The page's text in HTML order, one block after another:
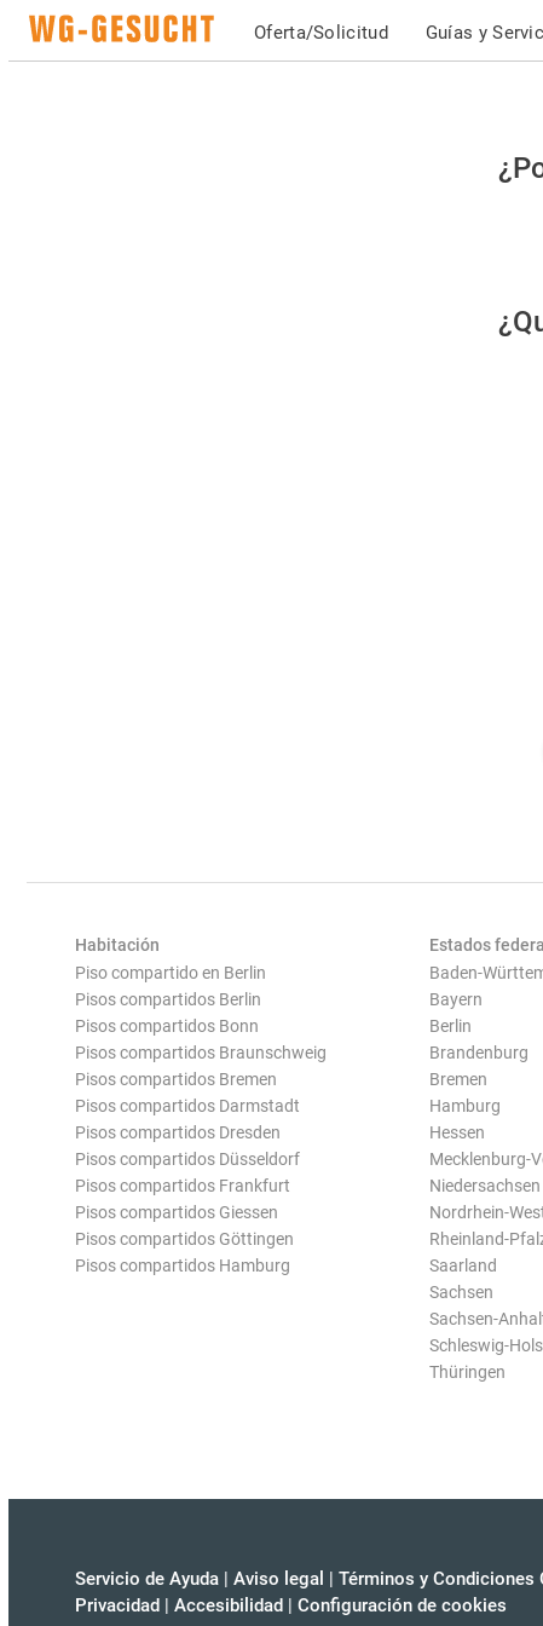
Oferta/Solicitud Guías y
es
Habitación
Piso compartido en Berlin
Pisos compartidos Berlin
Pisos compartidos Bonn
Pisos compartidos Braunschweig
Pisos compartidos Bremen
Pisos compartidos Darmstadt
Pisos compartidos Dresden
Pisos compartidos Düsseldorf
Pisos compartidos Frankfurt
Pisos compartidos Giessen
Pisos compartidos Göttingen
Pisos compartidos Hamburg
Estados
Baden-
Bayern
Berlin
Brandenburg
Bremen
Hamburg
Hessen
Mecklenburg-
Niedersachsen
Nordrhein-
Rheinland-
Saarland
Sachsen
Sachsen-
Schleswig-
Thüringen
Servicio de Ayuda | Aviso legal | Términos y Condiciones
Privacidad | Accesibilidad | Configuración de cookies